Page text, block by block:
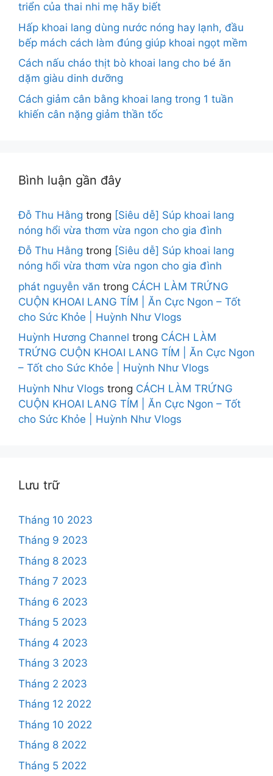
triển của thai nhi mẹ hãy biết
Hấp khoai lang dùng nước nóng hay lạnh, đầu
bếp mách cách làm đúng giúp khoai ngọt mềm
Cách nấu cháo thịt bò khoai lang cho bé ăn
dặm giàu dinh dưỡng
Cách giảm cân bằng khoai lang trong 1 tuần
khiến cân nặng giảm thần tốc
Bình luận gần đây
Đỗ Thu Hằng trong [Siêu dễ] Súp khoai lang
nóng hổi vừa thơm vừa ngon cho gia đình
Đỗ Thu Hằng trong [Siêu dễ] Súp khoai lang
nóng hổi vừa thơm vừa ngon cho gia đình
phát nguyễn văn trong CÁCH LÀM TRỨNG
CUỘN KHOAI LANG TÍM | Ăn Cực Ngon – Tốt
cho Sức Khỏe | Huỳnh Như Vlogs
Huỳnh Hương Channel trong CÁCH LÀM
TRỨNG CUỘN KHOAI LANG TÍM | Ăn Cực Ngon
– Tốt cho Sức Khỏe | Huỳnh Như Vlogs
Huỳnh Như Vlogs trong CÁCH LÀM TRỨNG
CUỘN KHOAI LANG TÍM | Ăn Cực Ngon – Tốt
cho Sức Khỏe | Huỳnh Như Vlogs
Lưu trữ
Tháng 10 2023
Tháng 9 2023
Tháng 8 2023
Tháng 7 2023
Tháng 6 2023
Tháng 5 2023
Tháng 4 2023
Tháng 3 2023
Tháng 2 2023
Tháng 12 2022
Tháng 10 2022
Tháng 8 2022
Tháng 5 2022